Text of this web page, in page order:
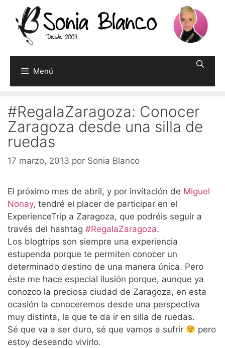
contenido
Menú
#RegalaZaragoza: Conocer
Zaragoza desde una silla de
ruedas
17 marzo, 2013 por Sonia Blanco
El próximo mes de abril, y por invitación de Miguel
Nonay, tendré el placer de participar en el
ExperienceTrip a Zaragoza, que podréis seguir a
través del hashtag #RegalaZaragoza.
Los blogtrips son siempre una experiencia
estupenda porque te permiten conocer un
determinado destino de una manera única. Pero
éste me hace especial ilusión porque, aunque ya
conozco la preciosa ciudad de Zaragoza, en esta
ocasión la conoceremos desde una perspectiva
muy distinta, la que te da ir en silla de ruedas.
Sé que va a ser duro, sé que vamos a sufrir
pero
estoy deseando vivirlo.